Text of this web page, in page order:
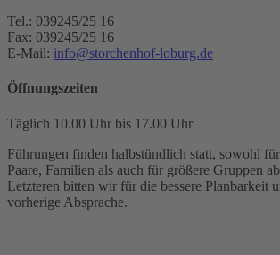
Tel.: 039245/25 16
Fax: 039245/25 16
E-Mail: info@storchenhof-loburg.de
Öffnungszeiten
Täglich 10.00 Uhr bis 17.00 Uhr
Führungen finden halbstündlich statt, sowohl
Paare, Familien als auch für größere Gruppen
Letzteren bitten wir für die bessere Planbarkeit
vorherige Absprache.